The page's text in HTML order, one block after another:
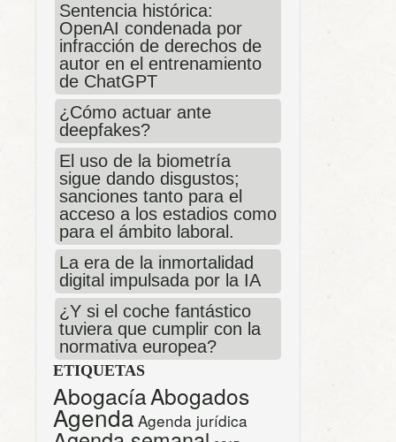
Sentencia histórica:
OpenAI condenada por
infracción de derechos de
autor en el entrenamiento
de ChatGPT
¿Cómo actuar ante
deepfakes?
El uso de la biometría
sigue dando disgustos;
sanciones tanto para el
acceso a los estadios como
para el ámbito laboral.
La era de la inmortalidad
digital impulsada por la IA
¿Y si el coche fantástico
tuviera que cumplir con la
normativa europea?
ETIQUETAS
AbogacíaAbogados
Agenda Agenda jurídica